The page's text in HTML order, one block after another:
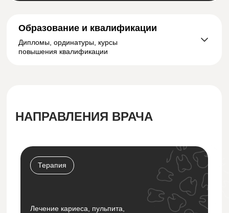
Дипломы, ординатуры, курсы
повышения квалификации
Образование и квалификации
Лечение кариеса, пульпита,
Терапия
НАПРАВЛЕНИЯ ВРАЧА